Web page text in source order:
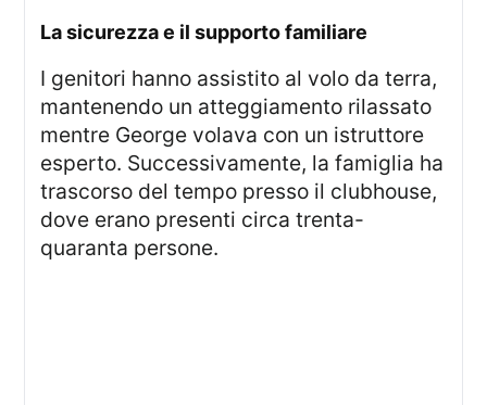
La sicurezza e il supporto familiare
I genitori hanno assistito al volo da terra,
mantenendo un atteggiamento rilassato
mentre George volava con un istruttore
esperto. Successivamente, la famiglia ha
trascorso del tempo presso il clubhouse,
dove erano presenti circa trenta-
quaranta persone.